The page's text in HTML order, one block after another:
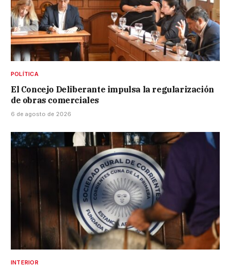
POLÍTICA
El Concejo Deliberante impulsa la regularización
de obras comerciales
6 de agosto de 2026
INTERIOR